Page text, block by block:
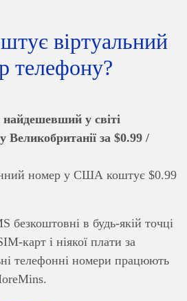
віртуальний
телефону?
у світі
Великобританії за $0.99 /
номер у США коштує $0.99
безкоштовні в будь-якій точці
карт і ніякої плати за
телефонні номери працюють